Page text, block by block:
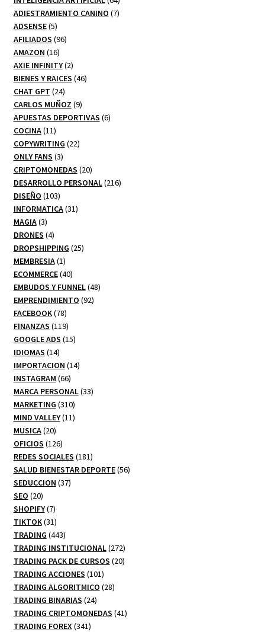
productos
ADIESTRAMIENTO CANINO 77
ADSENSE 55
productos
AFILIADOS 9696
AMAZON 1616
productos
AXIE INFINITY 22
productos
BIENES Y RAICES 4646
CHAT GPT 2424
productos
CARLOS MUÑOZ 99
productos
APUESTAS DEPORTIVAS 66
COCINA 1111
productos
COPYWRITING 2222
ONLY FANS 33
productos
CRIPTOMONEDAS 2020
productos
DESARROLLO PERSONAL 216216
DISEÑO 103103
productos
INFORMATICA 3131
MAGIA 33
productos
DRONES 44
productos
DROPSHIPPING 2525
MEMBRESIA 11
producto
ECOMMERCE 4040
productos
EMBUDOS Y FUNNEL 4848
EMPRENDIMIENTO 9292
FACEBOOK 7878
productos
FINANZAS 119119
productos
GOOGLE ADS 1515
IDIOMAS 1414
productos
IMPORTACION 1414
INSTAGRAM 6666
productos
MARCA PERSONAL 3333
MARKETING 310310
productos
MIND VALLEY 1111
MUSICA 2020
productos
OFICIOS 126126
productos
REDES SOCIALES 181181
productos
SALUD BIENESTAR DEPORTE 5656
SEDUCCION 3737
SEO 2020
productos
SHOPIFY 77
productos
TIKTOK 3131
productos
TRADING 443443
productos
TRADING INSTITUCIONAL 272272
productos
TRADING PACK DE CURSOS 2020
TRADING ACCIONES 101101
productos
TRADING ALGORITMICO 2828
TRADING BINARIAS 2424
productos
TRADING CRIPTOMONEDAS 4141
TRADING FOREX 341341